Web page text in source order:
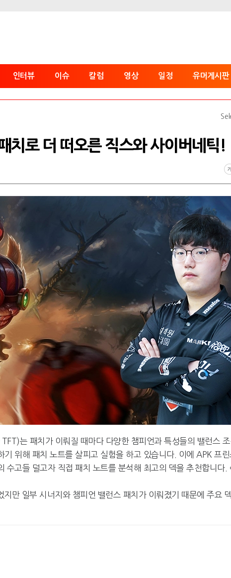
인터뷰 이슈 칼럼 영상 일정 유머게시판
치로 더 떠오른 직스와 사이버네틱!
는 패치가 이뤄질 때마다 다양한 챔피언과 특성들의 밸런스
기 위해 패치 노트를 살피고 실험을 하고 있습니다. 이에 APK 프
수고들 덜고자 직접 패치 노트를 분석해 최고의 덱을 추천합니다.
만 일부 시너지와 챔피언 밸런스 패치가 이뤄졌기 때문에 주요